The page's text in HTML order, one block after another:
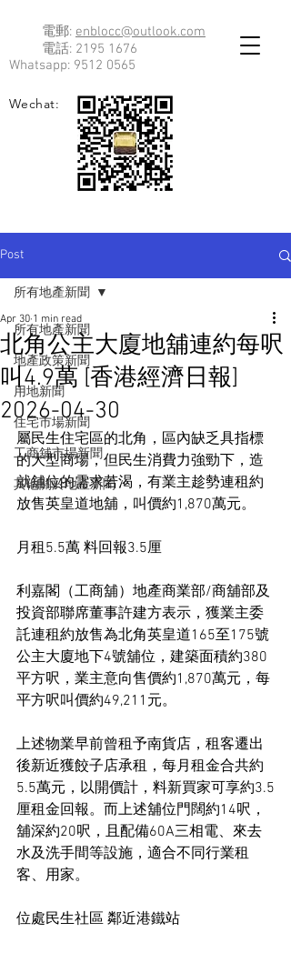
電郵: enblocc@outlook.com
電話: 2195 1676
Whatsapp: 9512 0565
Wechat:
Post
所有地產新聞
地產政策新聞
用地新聞
住宅市場新聞
工商舖市場新聞
其他關於地產新聞
所有地產新聞
北角公主大廈地舖連約每呎
叫4.9萬 [香港經濟日報]
2026-04-30
Apr 30 1 min read
屬民生住宅區的北角，區內缺乏具指標
的大型商場，但民生消費力強勁下，造
就舖位的需求若渴，有業主趁勢連租約
放售英皇道地舖，叫價約1,870萬元。
月租5.5萬 料回報3.5厘
利嘉閣（工商舖）地產商業部/商舖部及
投資部聯席董事許建方表示，獲業主委
託連租約放售為北角英皇道165至175號
公主大廈地下4號舖位，建築面積約380
平方呎，業主意向售價約1,870萬元，每
平方呎叫價約49,211元。
上述物業早前曾租予南貨店，租客遷出
後新近獲餃子店承租，每月租金合共約
5.5萬元，以開價計，料新買家可享約3.5
厘租金回報。而上述舖位門闊約14呎，
舖深約20呎，且配備60A三相電、來去
水及洗手間等設施，適合不同行業租
客、用家。
位處民生社區 鄰近港鐵站